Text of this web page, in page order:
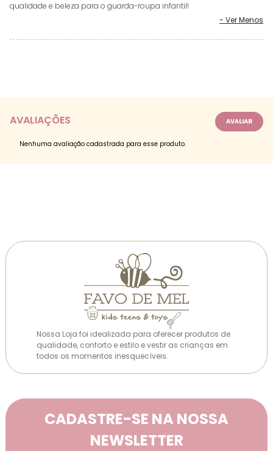
qualidade e beleza para o guarda-roupa infantil!
AVALIAÇÕES
Nenhuma avaliação cadastrada para esse produto.
Nossa Loja foi idealizada para oferecer produtos de
qualidade, conforto e estilo e vestir as crianças em
todos os momentos inesquecíveis.
CADASTRE-SE NA NOSSA
NEWSLETTER